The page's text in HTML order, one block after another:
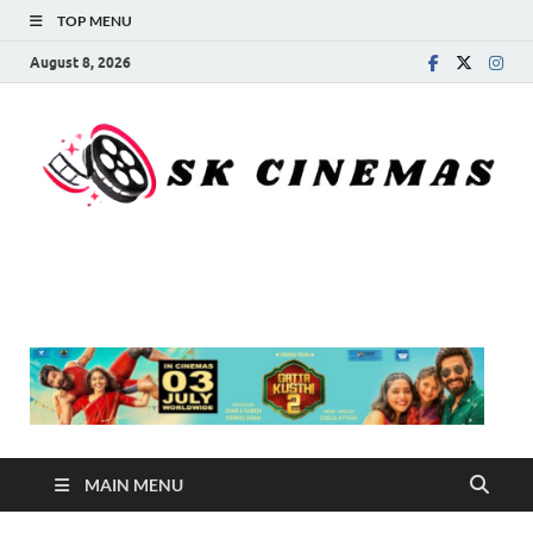
TOP MENU
August 8, 2026
MAIN MENU